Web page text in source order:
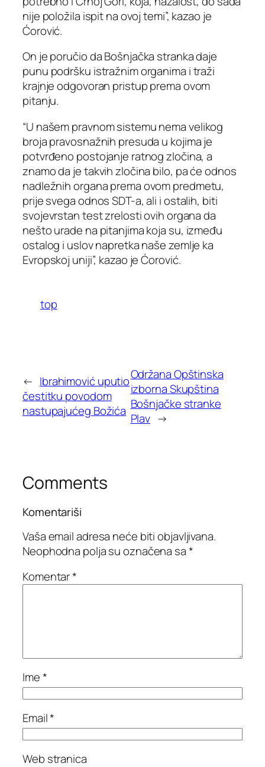
nije položila ispit na ovoj temi”, kazao je
Ćorović.
On je poručio da Bošnjačka stranka daje
punu podršku istražnim organima i traži
krajnje odgovoran pristup prema ovom
pitanju.
“U našem pravnom sistemu nema velikog
broja pravosnažnih presuda u kojima je
potvrđeno postojanje ratnog zločina, a
znamo da je takvih zločina bilo, pa će odnos
nadležnih organa prema ovom predmetu,
prije svega odnos SDT-a, ali i ostalih, biti
svojevrstan test zrelosti ovih organa da
nešto urade na pitanjima koja su, između
ostalog i uslov napretka naše zemlje ka
Evropskoj uniji”, kazao je Ćorović.
top
← Ibrahimović uputio
čestitku povodom
nastupajućeg Božića
Održana Opštinska
izborna Skupština
Bošnjačke stranke
Plav →
Comments
Komentariši
Vaša email adresa neće biti objavljivana.
Neophodna polja su označena sa*
Komentar*
Ime*
Email*
Web stranica